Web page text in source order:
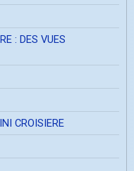
: DES VUES
CROISIERE